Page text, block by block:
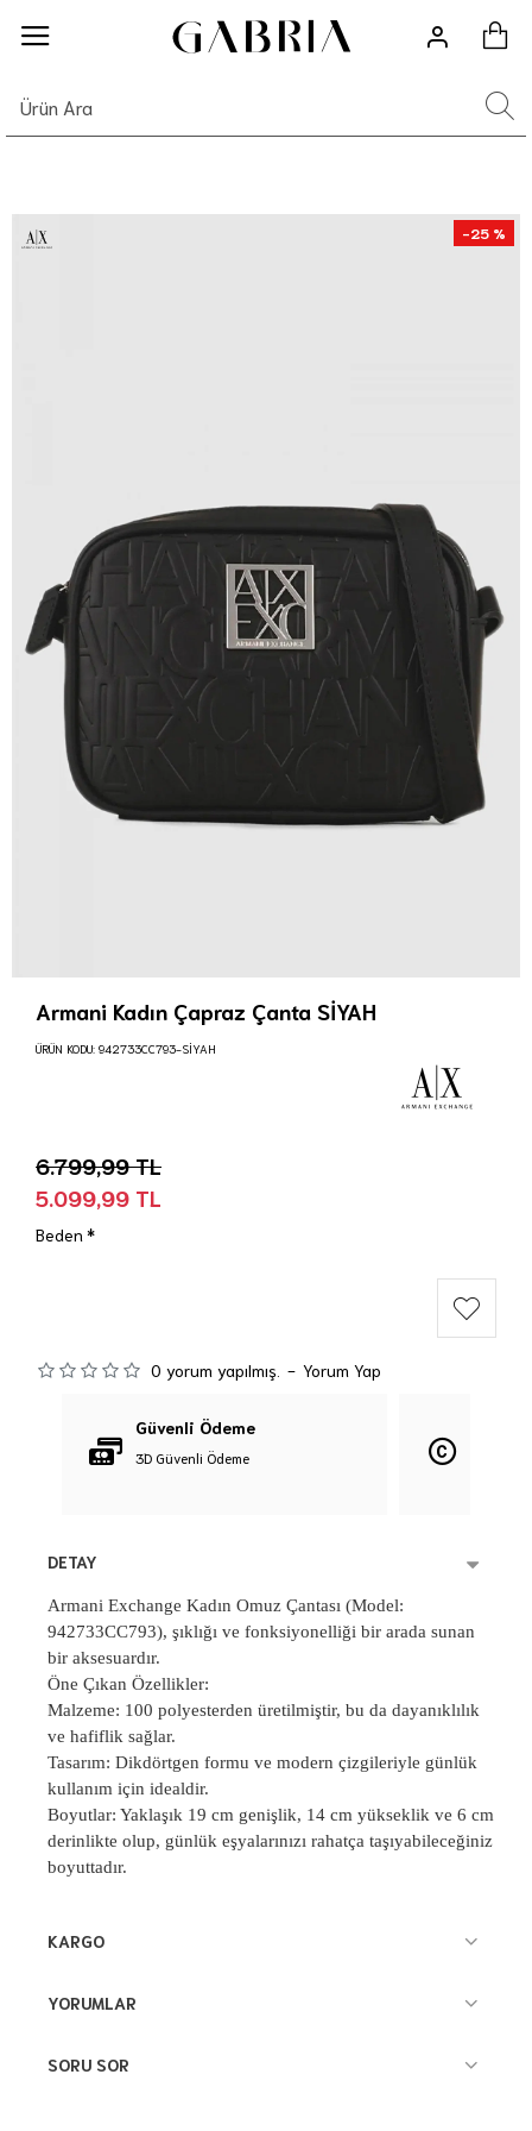
-25 %
Armani Kadın Çapraz Çanta SİYAH
0 yorum yapılmış. - Yorum Yap
5.099,99 TL
6.799,99 TL
ÜRÜN KODU: 942733CC793-SİYAH
Beden
Güvenli Ödeme
3D Güvenli Ödeme
DETAY
Armani Exchange Kadın Omuz Çantası (Model:
942733CC793), şıklığı ve fonksiyonelliği bir arada sunan
bir aksesuardır.
Öne Çıkan Özellikler:
Malzeme: 100 polyesterden üretilmiştir, bu da dayanıklılık
ve hafiflik sağlar.
Tasarım: Dikdörtgen formu ve modern çizgileriyle günlük
kullanım için idealdir.
Boyutlar: Yaklaşık 19 cm genişlik, 14 cm yükseklik ve 6 cm
derinlikte olup, günlük eşyalarınızı rahatça taşıyabileceğiniz
boyuttadır.
KARGO
YORUMLAR
SORU SOR